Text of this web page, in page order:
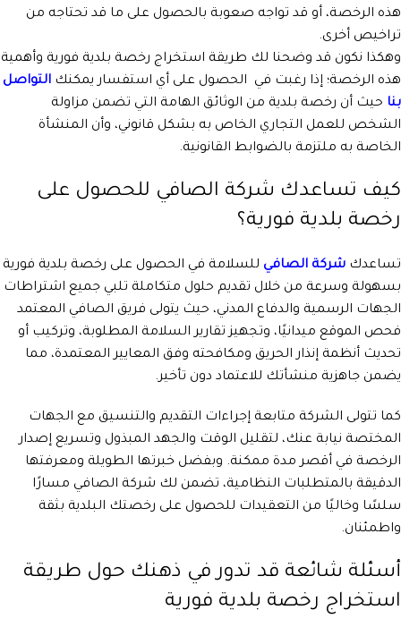
هذه الرخصة، أو قد تواجه صعوبة بالحصول على ما قد تحتاجه من
تراخيص أخرى.
وهكذا نكون قد وضحنا لك طريقة استخراج رخصة بلدية فورية وأهمية
هذه الرخصة؛ إذا رغبت في الحصول على أي استفسار يمكنك التواصل
بنا حيث أن رخصة بلدية من الوثائق الهامة التي تضمن مزاولة
الشخص للعمل التجاري الخاص به بشكل قانوني، وأن المنشأة
الخاصة به ملتزمة بالضوابط القانونية.
كيف تساعدك شركة الصافي للحصول على
رخصة بلدية فورية؟
تساعدك شركة الصافي للسلامة في الحصول على رخصة بلدية فورية
بسهولة وسرعة من خلال تقديم حلول متكاملة تلبي جميع اشتراطات
الجهات الرسمية والدفاع المدني، حيث يتولى فريق الصافي المعتمد
فحص الموقع ميدانيًا، وتجهيز تقارير السلامة المطلوبة، وتركيب أو
تحديث أنظمة إنذار الحريق ومكافحته وفق المعايير المعتمدة، مما
يضمن جاهزية منشأتك للاعتماد دون تأخير.
كما تتولى الشركة متابعة إجراءات التقديم والتنسيق مع الجهات
المختصة نيابة عنك، لتقليل الوقت والجهد المبذول وتسريع إصدار
الرخصة في أقصر مدة ممكنة. وبفضل خبرتها الطويلة ومعرفتها
الدقيقة بالمتطلبات النظامية، تضمن لك شركة الصافي مسارًا
سلسًا وخاليًا من التعقيدات للحصول على رخصتك البلدية بثقة
واطمئنان.
أسئلة شائعة قد تدور في ذهنك حول طريقة
استخراج رخصة بلدية فورية